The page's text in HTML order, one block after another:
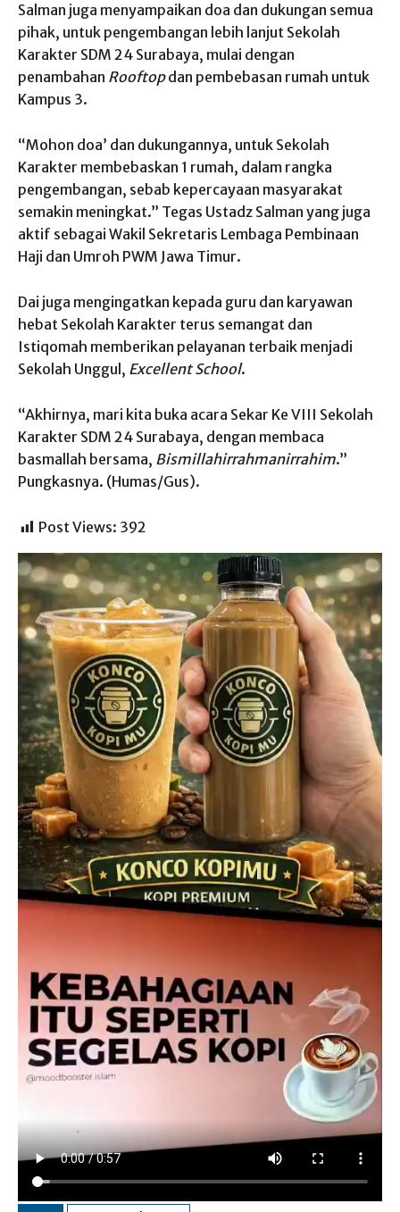
Salman juga menyampaikan doa dan dukungan semua
pihak, untuk pengembangan lebih lanjut Sekolah
Karakter SDM 24 Surabaya, mulai dengan
penambahan Rooftopdan pembebasan rumah untuk
Kampus 3.
“Mohon doa’ dan dukungannya, untuk Sekolah
Karakter membebaskan 1 rumah, dalam rangka
pengembangan, sebab kepercayaan masyarakat
semakin meningkat.” Tegas Ustadz Salman yang juga
aktif sebagai Wakil Sekretaris Lembaga Pembinaan
Haji dan Umroh PWM Jawa Timur.
Dai juga mengingatkan kepada guru dan karyawan
hebat Sekolah Karakter terus semangat dan
Istiqomah memberikan pelayanan terbaik menjadi
Sekolah Unggul, Excellent School.
“Akhirnya, mari kita buka acara Sekar Ke VIII Sekolah
Karakter SDM 24 Surabaya, dengan membaca
basmallah bersama, Bismillahirrahmanirrahim.”
Pungkasnya. (Humas/Gus).
Post Views: 392